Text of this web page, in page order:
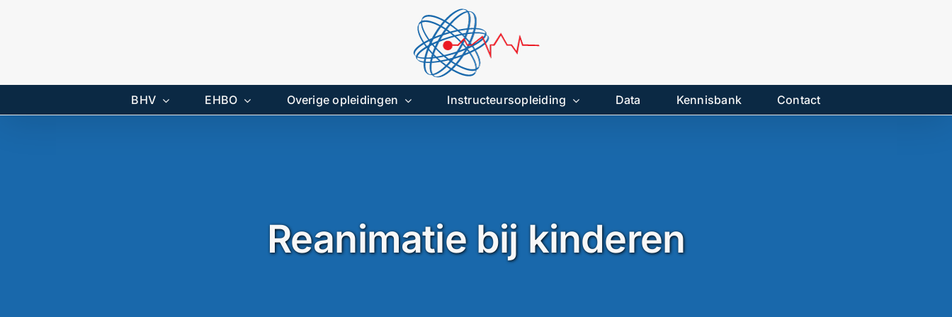
BHV EHBO Overige opleidingen Instructeursopleiding Data Kennisbank Contact
Reanimatie bij kinderen